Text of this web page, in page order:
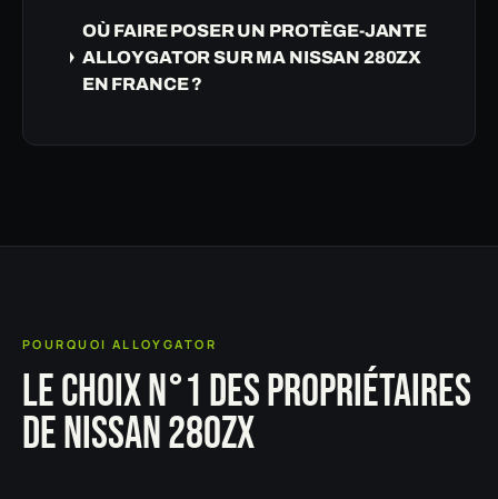
OÙ FAIRE POSER UN PROTÈGE-JANTE
ALLOYGATOR SUR MA NISSAN 280ZX
EN FRANCE ?
POURQUOI ALLOYGATOR
LE CHOIX N°1 DES PROPRIÉTAIRES
DE NISSAN 280ZX